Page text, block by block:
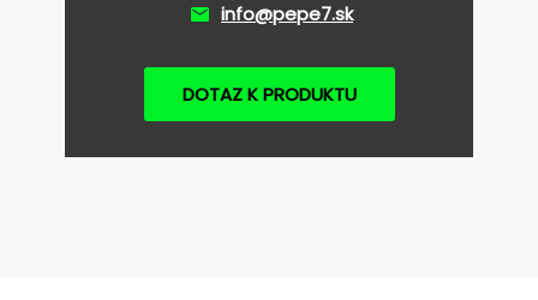
info@pepe7.sk
DOTAZ K PRODUKTU